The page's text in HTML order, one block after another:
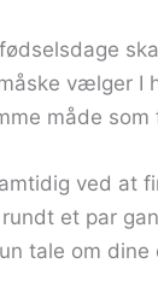
vælger
måde
ved at
et par
tale om